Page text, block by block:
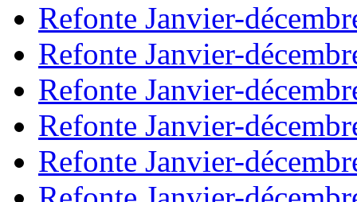
Refonte Janvier-
Refonte Janvier-
Refonte Janvier-
Refonte Janvier-
Refonte Janvier-